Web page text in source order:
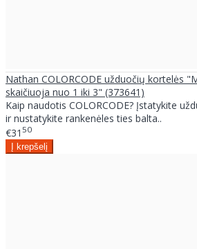
Nathan COLORCODE užduočių kortelės
skaičiuoja nuo 1 iki 3" (373641)
Kaip naudotis COLORCODE? Įstatykite
ir nustatykite rankenėles ties balta..
€31 50